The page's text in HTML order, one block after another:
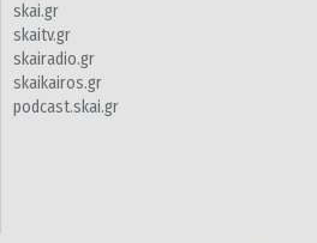
skai.gr
skaitv.gr
skairadio.gr
skaikairos.gr
podcast.skai.gr